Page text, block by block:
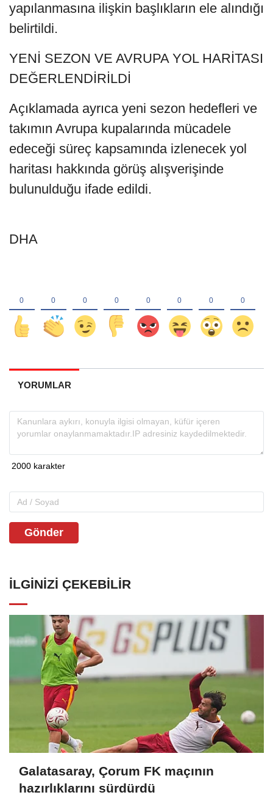
yapılanmasına ilişkin başlıkların ele alındığı
belirtildi.
YENİ SEZON VE AVRUPA YOL HARİTASI
DEĞERLENDİRİLDİ
Açıklamada ayrıca yeni sezon hedefleri ve
takımın Avrupa kupalarında mücadele
edeceği süreç kapsamında izlenecek yol
haritası hakkında görüş alışverişinde
bulunulduğu ifade edildi.
DHA
YORUMLAR
Gönder
İLGINIZI ÇEKEBILIR
Galatasaray, Çorum FK maçının
hazırlıklarını sürdürdü